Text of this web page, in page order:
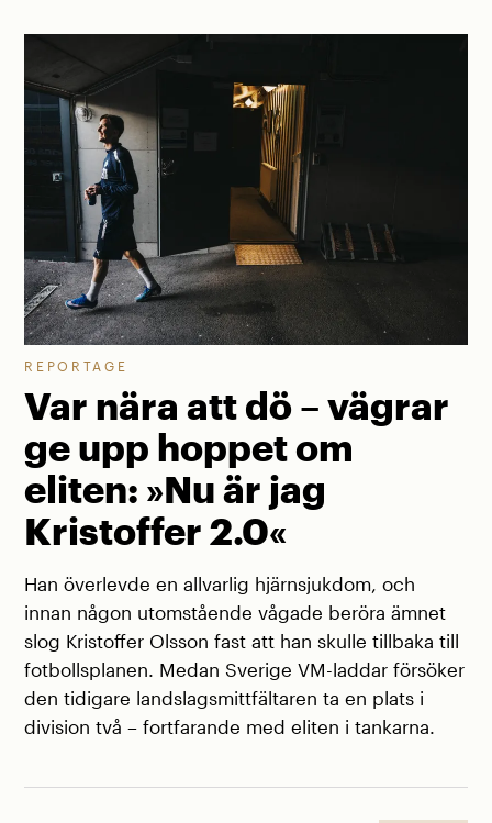
REPORTAGE
Var nära att dö – vägrar
ge upp hoppet om
eliten: »Nu är jag
Kristoffer 2.0«
Han överlevde en allvarlig hjärnsjukdom, och
innan någon utomstående vågade beröra ämnet
slog Kristoffer Olsson fast att han skulle tillbaka till
fotbollsplanen. Medan Sverige VM-laddar försöker
den tidigare landslagsmittfältaren ta en plats i
division två – fortfarande med eliten i tankarna.